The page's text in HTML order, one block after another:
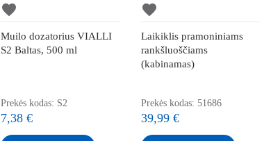
favorite
Muilo dozatorius VIALLI
S2 Baltas, 500 ml
Prekės kodas: S2
7,38 €
favorite
Laikiklis pramoniniams
rankšluoščiams
(kabinamas)
Prekės kodas: 51686
39,99 €